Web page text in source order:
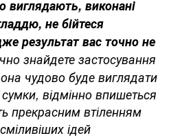
виконані
не бійтеся
результат вас точно не
знайдете застосування
чудово буде виглядати
відмінно впишеться
прекрасним втіленням
ідей